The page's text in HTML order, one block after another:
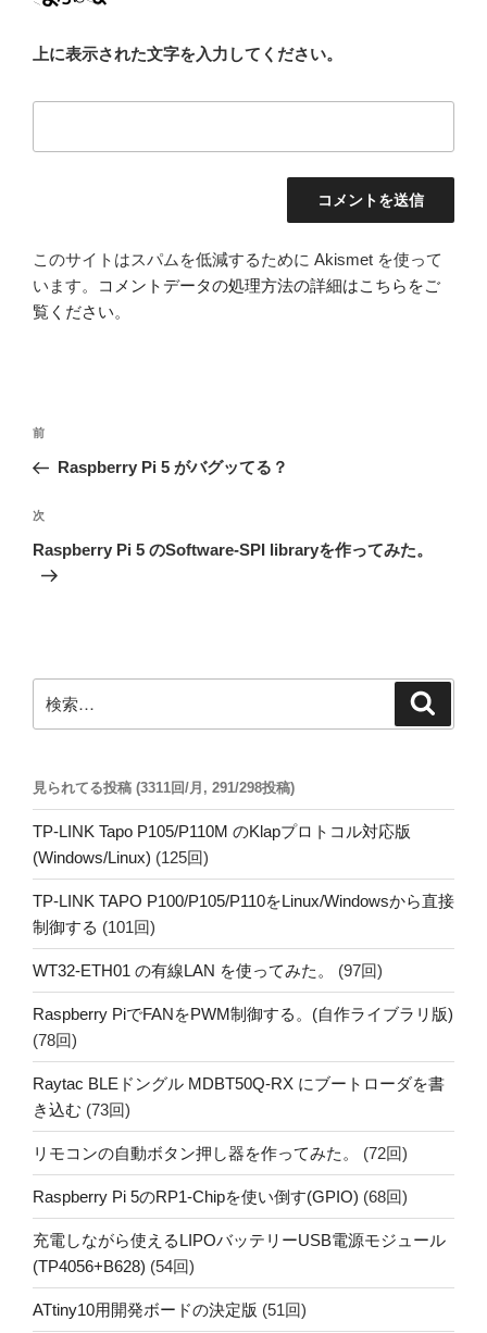
上に表示された文字を入力してください。
このサイトはスパムを低減するために Akismet を使って
います。
コメントデータの処理方法の詳細はこちらをご
覧ください。
投
ナ
ビ
ゲ
ー
前
の
稿
前
Raspberry Pi 5 がバグッてる？
次
の
次
Raspberry Pi 5 のSoftware-SPI libraryを作ってみた。
索:
見られてる投稿 (3311回/月, 291/298投稿)
TP-LINK Tapo P105/P110M のKlapプロトコル対応版
(Windows/Linux) (125回)
TP-LINK TAPO P100/P105/P110をLinux/Windowsから直接
制御する (101回)
WT32-ETH01 の有線LAN を使ってみた。 (97回)
Raspberry PiでFANをPWM制御する。(自作ライブラリ版)
(78回)
Raytac BLEドングル MDBT50Q-RX にブートローダを書
き込む (73回)
リモコンの自動ボタン押し器を作ってみた。 (72回)
Raspberry Pi 5のRP1-Chipを使い倒す(GPIO) (68回)
充電しながら使えるLIPOバッテリーUSB電源モジュール
(TP4056+B628) (54回)
ATtiny10用開発ボードの決定版 (51回)